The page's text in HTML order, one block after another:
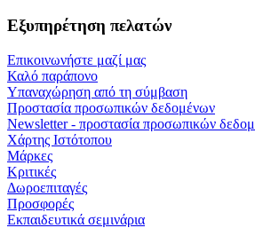
Εξυπηρέτηση πελατών
Επικοινωνήστε μαζί μας
Καλό παράπονο
Υπαναχώρηση από τη σύμβαση
Προστασία προσωπικών δεδομένων
Newsletter - προστασία προσωπικών
Χάρτης Ιστότοπου
Μάρκες
Κριτικές
Δωροεπιταγές
Προσφορές
Εκπαιδευτικά σεμινάρια